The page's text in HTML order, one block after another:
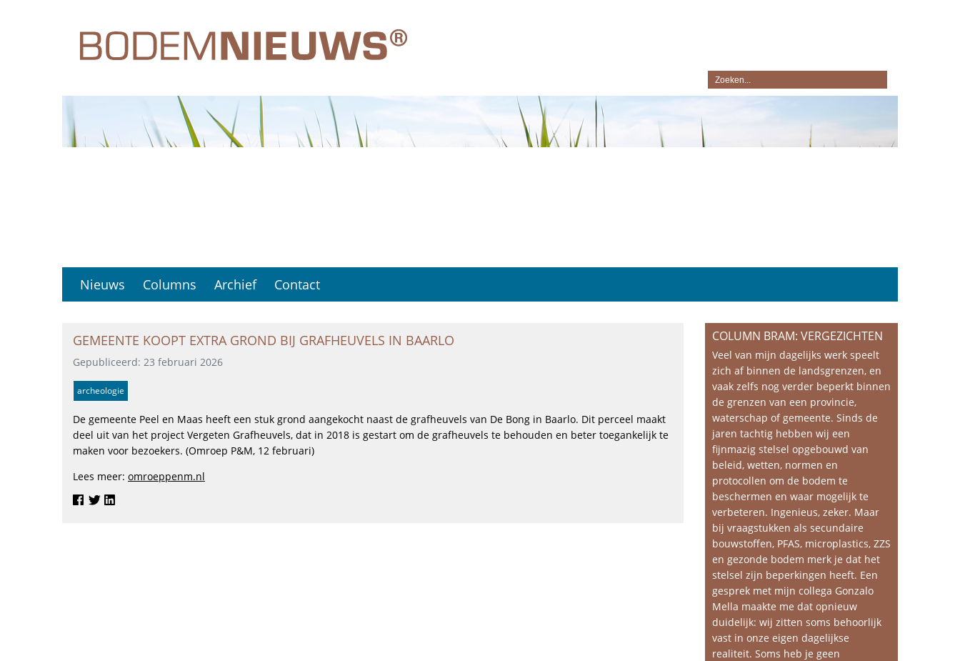
Nieuws Columns Archief Contact
GEMEENTE KOOPT EXTRA GROND BIJ GRAFHEUVELS IN BAARLO
Gepubliceerd: 23 februari 2026
archeologie
De gemeente Peel en Maas heeft een stuk grond aangekocht naast de grafheuvels van De Bong in Baarlo. Dit perceel maakt
deel uit van het project Vergeten Grafheuvels, dat in 2018 is gestart om de grafheuvels te behouden en beter toegankelijk te
maken voor bezoekers. (Omroep P&M, 12 februari)
Lees meer: omroeppenm.nl
COLUMN BRAM: VERGEZICHTEN
Veel van mijn dagelijks werk speelt
zich af binnen de landsgrenzen, en
vaak zelfs nog verder beperkt binnen
de grenzen van een provincie,
waterschap of gemeente. Sinds de
jaren tachtig hebben wij een
fijnmazig stelsel opgebouwd van
beleid, wetten, normen en
protocollen om de bodem te
beschermen en waar mogelijk te
verbeteren. Ingenieus, zeker. Maar
bij vraagstukken als secundaire
bouwstoffen, PFAS, microplastics, ZZS
en gezonde bodem merk je dat het
stelsel zijn beperkingen heeft. Een
gesprek met mijn collega Gonzalo
Mella maakte me dat opnieuw
duidelijk: wij zitten soms behoorlijk
vast in onze eigen dagelijkse
realiteit. Soms heb je geen